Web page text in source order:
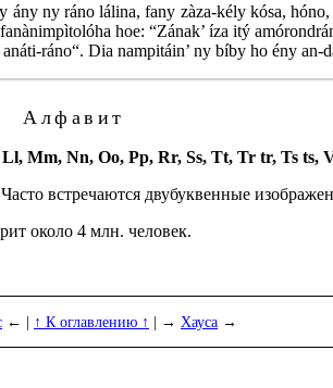
ny ráno lálina, fany zàza-kély kósa,
hoe: “Zának’ íza itý
ráno“. Dia nampitáin’ ny bíby ho ény an-
Алфавит
Mm, Nn, Oo, Pp, Rr, Ss, Tt, Tr tr, Ts ts,
Часто встречаются двубуквенные
около 4 млн. человек.
← | ↑ К оглавлению ↑ | → Хауса →